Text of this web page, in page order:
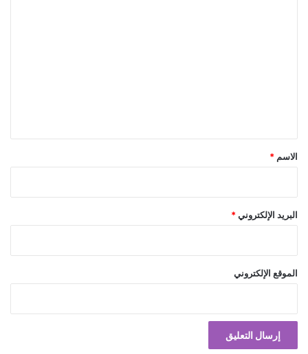
*
الاسم *
البريد الإلكتروني *
الموقع الإلكتروني